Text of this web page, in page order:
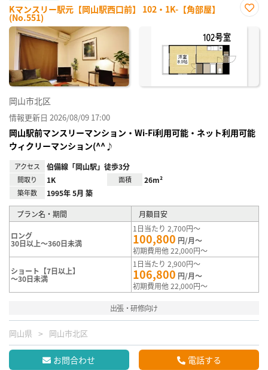
Kマンスリー駅元【岡山駅西口前】 102・1K-【角部屋】
(No.551)
に入
岡山市北区
情報更新日 2026/08/09 17:00
岡山駅前マンスリーマンション・Wi-Fi利用可能・ネット利用可能
ウィクリーマンション(^^♪
アクセス 伯備線「岡山駅」徒歩3分
間取り 1K 面積 26m²
築年数 1995年 5月 築
プラン名・期間 月額目安
ロング
30日以上～360日未満
1日当たり 2,700円～
100,800 円/月～
初期費用他 22,000円～
ショート【7日以上】
～30日未満
1日当たり 2,900円～
106,800 円/月～
初期費用他 22,000円～
出張・研修向け
岡山県 岡山市北区
お問合わせ 電話する